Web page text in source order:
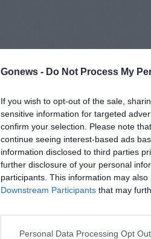
Gonews - Do Not Process My
If you wish to opt-out of the sale,
sensitive information for targeted
confirm your selection. Please note
continue seeing interest-based ads
information disclosed to third parties
further disclosure of your personal
participants. This information may
Downstream Participants that may
Personal Data Processing Opt